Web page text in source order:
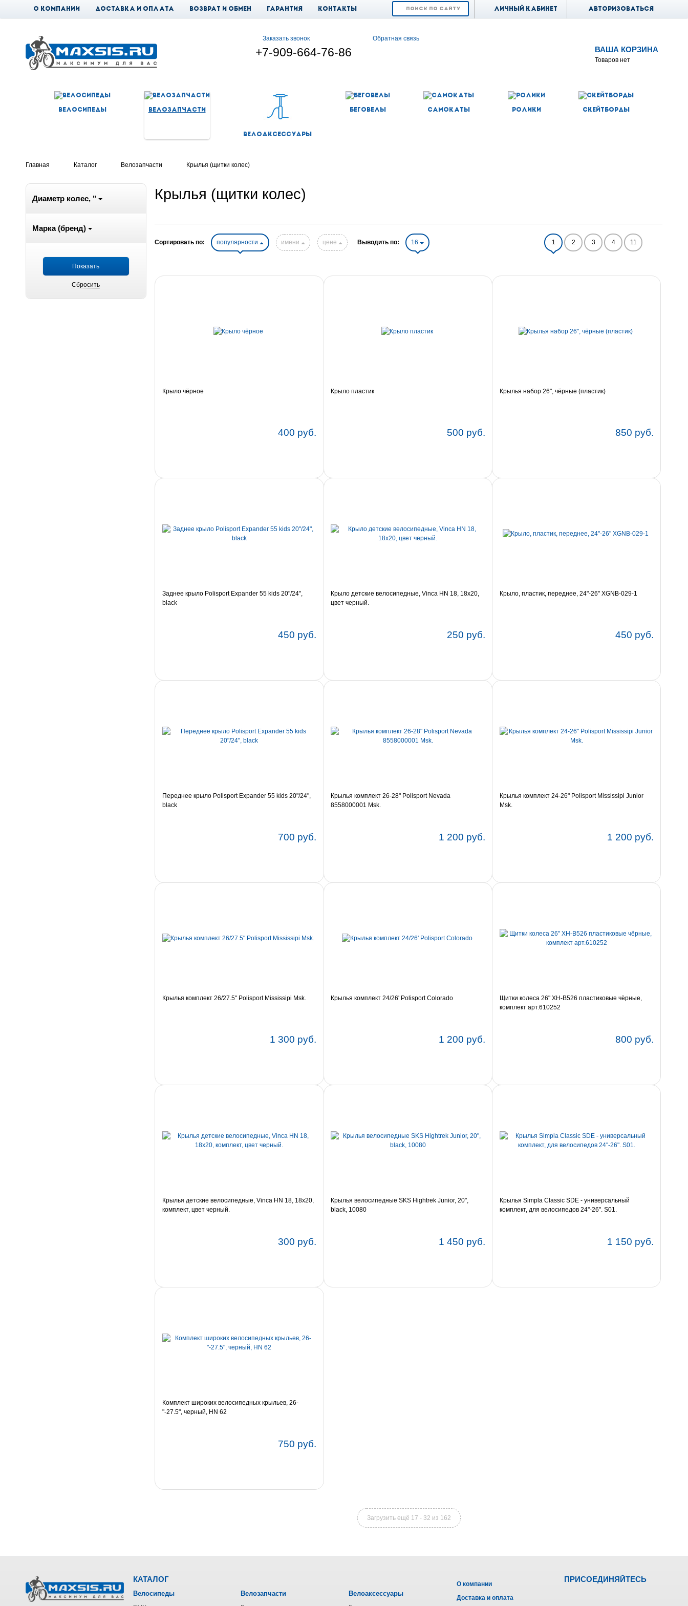
Личный кабинет Авторизоваться
О компании Доставка и оплата Возврат и обмен Гарантия Контакты
ВАША КОРЗИНА
Товаров нет
Заказать звонок
+7-909-664-76-86
Обратная связь
Велосипеды Велозапчасти
Велоаксессуары
Беговелы Самокаты Ролики Скейтборды
Главная Каталог Велозапчасти Крылья (щитки колес)
Диаметр колес, "
Марка (бренд)
Крылья (щитки колес)
Сортировать по: популярности имени цене Выводить по: 16 1 2 3 4 11
Крыло чёрное
400 руб.
Крыло пластик
500 руб.
Крылья набор 26", чёрные (пластик)
850 руб.
Заднее крыло Polisport Expander 55 kids 20"/24",
black
450 руб.
Крыло детские велосипедные, Vinca HN 18, 18х20,
цвет черный.
250 руб.
Крыло, пластик, переднее, 24"-26" XGNB-029-1
450 руб.
Переднее крыло Polisport Expander 55 kids 20"/24",
black
700 руб.
Крылья комплект 26-28" Polisport Nevada
8558000001 Msk.
1 200 руб.
Крылья комплект 24-26" Polisport Mississipi Junior
Msk.
1 200 руб.
Крылья комплект 26/27.5" Polisport Mississipi Msk.
1 300 руб.
Крылья комплект 24/26' Polisport Colorado
1 200 руб.
Щитки колеса 26" XH-B526 пластиковые чёрные,
комплект арт.610252
800 руб.
Крылья детские велосипедные, Vinca HN 18, 18х20,
комплект, цвет черный.
300 руб.
Крылья велосипедные SKS Hightrek Junior, 20",
black, 10080
1 450 руб.
Крылья Simpla Classic SDE - универсальный
комплект, для велосипедов 24''-26". S01.
1 150 руб.
Комплект широких велосипедных крыльев, 26-
"-27.5", черный, HN 62
750 руб.
Загрузить ещё 17 - 32 из 162
КАТАЛОГ
Велосипеды Велозапчасти Велоаксессуары
О компании
Доставка и оплата
ПРИСОЕДИНЯЙТЕСЬ